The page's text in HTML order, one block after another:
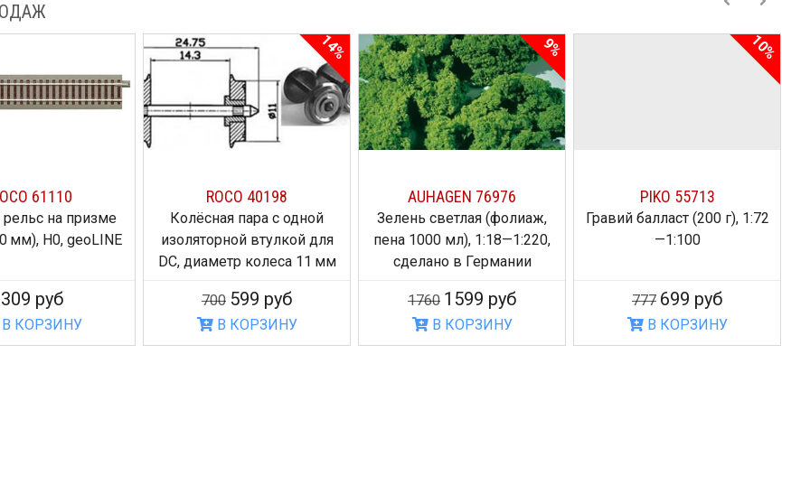
61110
на призме
мм), H0, geoLINE
309 руб
КОРЗИНУ
ROCO 40198
Колёсная пара с одной
изоляторной втулкой для
DC, диаметр колеса 11 мм
14%
700 599 руб
В КОРЗИНУ
AUHAGEN 76976
Зелень светлая (фолиаж,
пена 1000 мл), 1:18—1:220,
сделано в Германии
9%
1760 1599 руб
В КОРЗИНУ
PIKO 55713
Гравий балласт (200 г), 1:72
—1:100
10%
777 699 руб
В КОРЗИНУ